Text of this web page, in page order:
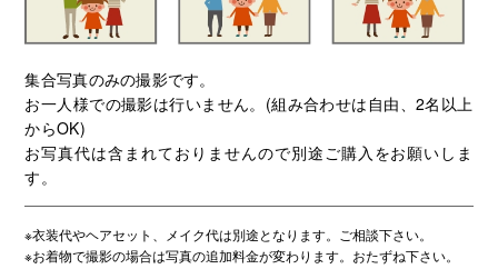
集合写真のみの撮影です。
お一人様での撮影は行いません。(組み合わせは自由、2名以上
からOK)
お写真代は含まれておりませんので別途ご購入をお願いしま
す。
※衣装代やヘアセット、メイク代は別途となります。ご相談下さい。
※お着物で撮影の場合は写真の追加料金が変わります。おたずね下さい。